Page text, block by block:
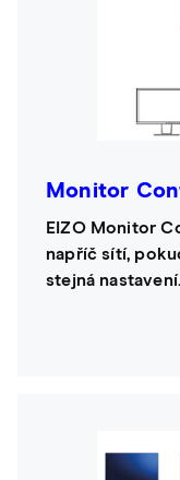
Monitor
EIZO Monitor
napříč sítí,
stejná nastavení.